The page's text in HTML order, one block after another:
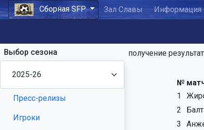
Сборная SFP Зал Славы Информация
Выбор сезона
Пресс-релизы
Игроки
получение
№
1
2
3